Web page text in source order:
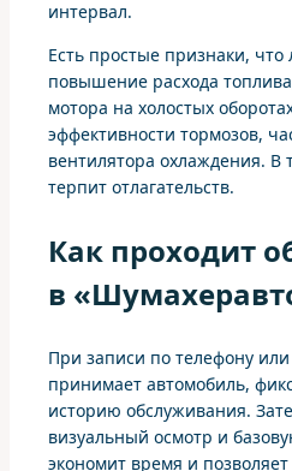
интервал.
Есть простые признаки, что
повышение расхода
мотора на холостых
эффективности тормозов,
вентилятора охлаждения. В
терпит отлагательств.
Как проходит
в
При записи по телефону
принимает автомобиль,
историю обслуживания.
визуальный осмотр и
экономит время и позволяет